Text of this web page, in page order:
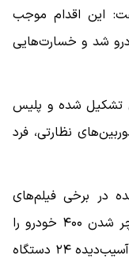
این اقدام موجب
۲۴ دستگاه خودرو شد و خسارت‌هایی
تشکیل شده و پلیس
نظارتی، فرد
در برخی فیلم‌های
منتشرشده در فضای مجازی مبنی بر پنچر شدن ۴۰۰ خودرو را
تکذیب کرد و تأکید کرد: تعداد خودرو‌های آسیب‌دیده ۲۴ دستگاه